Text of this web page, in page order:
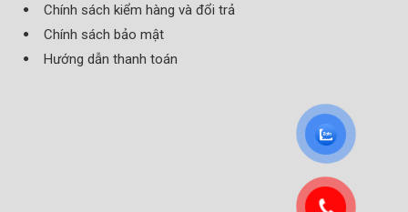
Chính sách kiểm hàng và đổi trả
Chính sách bảo mật
Hướng dẫn thanh toán